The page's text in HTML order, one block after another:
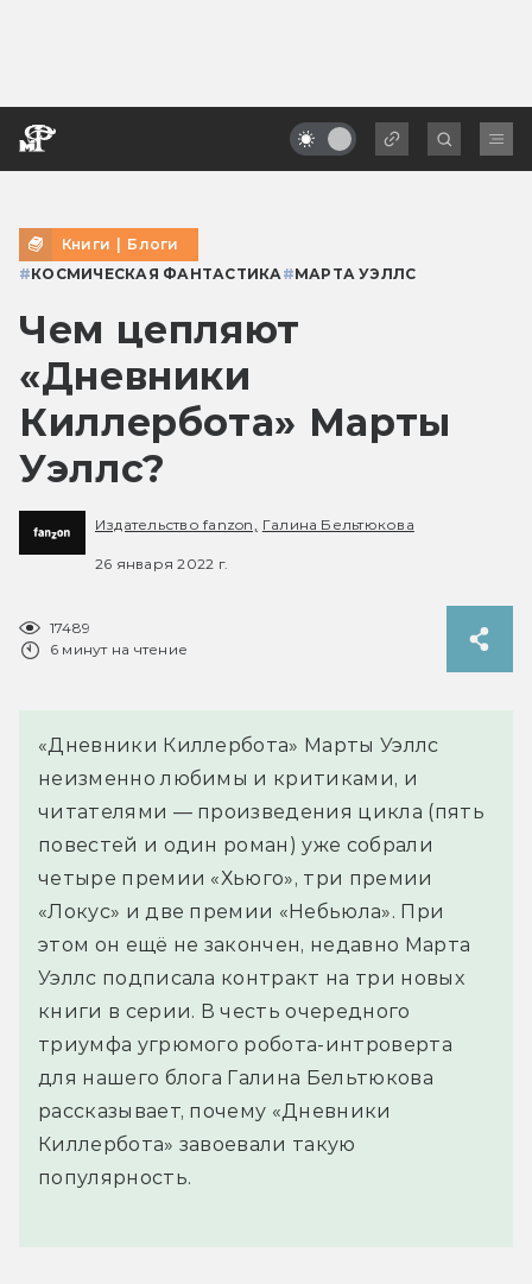
Книги | Блоги
#КОСМИЧЕСКАЯ ФАНТАСТИКА #МАРТА УЭЛЛС
Чем цепляют
«Дневники
Киллербота» Марты
Уэллс?
Издательство fanzon, Галина Бельтюкова
26 января 2022 г.
17489
6 минут на чтение
«Дневники Киллербота» Марты Уэллс
неизменно любимы и критиками, и
читателями — произведения цикла (пять
повестей и один роман) уже собрали
четыре премии «Хьюго», три премии
«Локус» и две премии «Небьюла». При
этом он ещё не закончен, недавно Марта
Уэллс подписала контракт на три новых
книги в серии. В честь очередного
триумфа угрюмого робота-интроверта
для нашего блога Галина Бельтюкова
рассказывает, почему «Дневники
Киллербота» завоевали такую
популярность.